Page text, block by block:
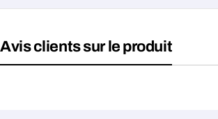
Avis clients sur le produit